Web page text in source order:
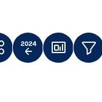
Vergleich